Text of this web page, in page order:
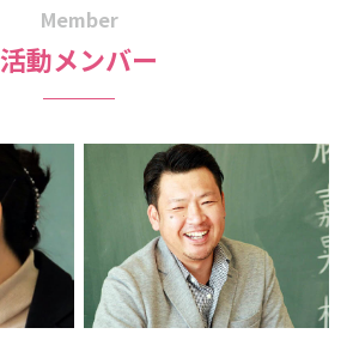
Member
活動メンバー